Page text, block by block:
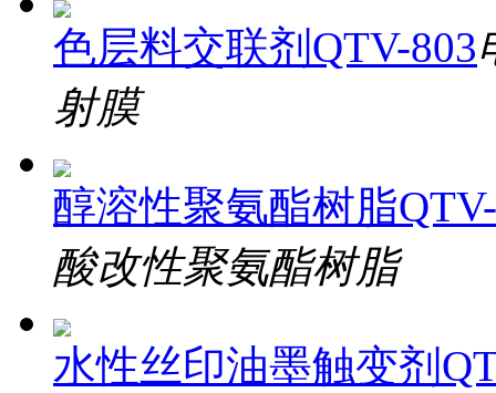
色层料交联剂QTV-803
射膜
醇溶性聚氨酯树脂
酸改性聚氨酯树脂
水性丝印油墨触变剂